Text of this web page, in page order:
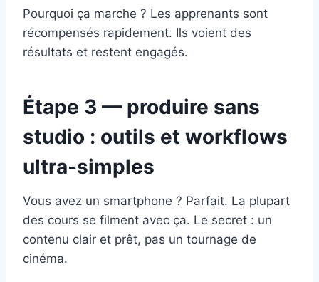
Pourquoi ça marche ? Les apprenants sont
récompensés rapidement. Ils voient des
résultats et restent engagés.
Étape 3 — produire sans
studio : outils et workflows
ultra-simples
Vous avez un smartphone ? Parfait. La plupart
des cours se filment avec ça. Le secret : un
contenu clair et prêt, pas un tournage de
cinéma.